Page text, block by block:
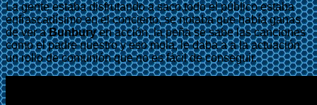
La gente estaba disfrutando a saco,todo el público estaba
enfrascadísimo en el concierto, se notaba que había ganas
de ver aBunburyen acción, la peña se sabe las canciones
como el padre nuestro y eso mola, le daba a a la actuación
un rollo de comunión que no es fácil de conseguir.